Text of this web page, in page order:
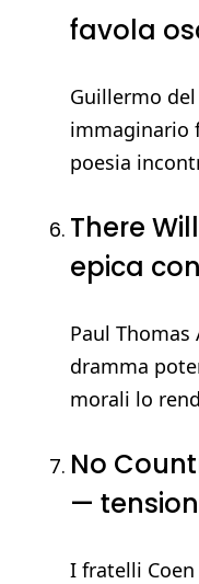
favola
Guillermo
immaginario
poesia
There
epica
Paul
dramma
morali lo
No
—
I fratelli